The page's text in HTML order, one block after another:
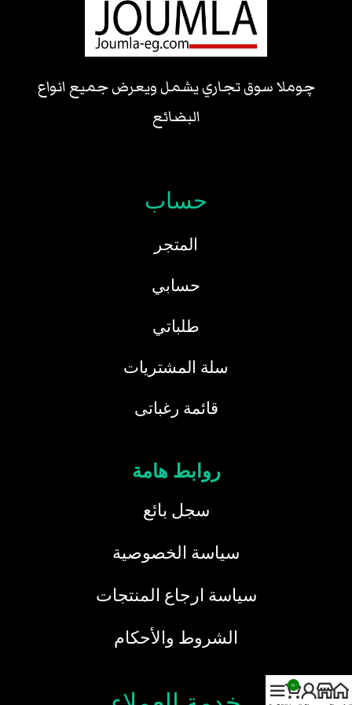
چوملا سوق تجاري يشمل ويعرض جميع انواع
البضائع
حساب
المتجر
حسابي
طلباتي
سلة المشتريات
قائمة رغباتى
روابط هامة
سجل بائع
سياسة الخصوصية
سياسة ارجاع المنتجات
الشروط والأحكام
0